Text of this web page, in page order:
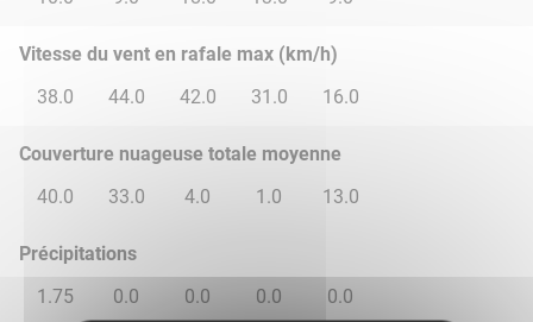
Vitesse du vent en rafale max (km/h)
38.0
44.0 42.0 31.0 16.0
Couverture nuageuse totale moyenne
40.0
33.0 4.0 1.0 13.0
Précipitations
1.75
0.0 0.0 0.0 0.0